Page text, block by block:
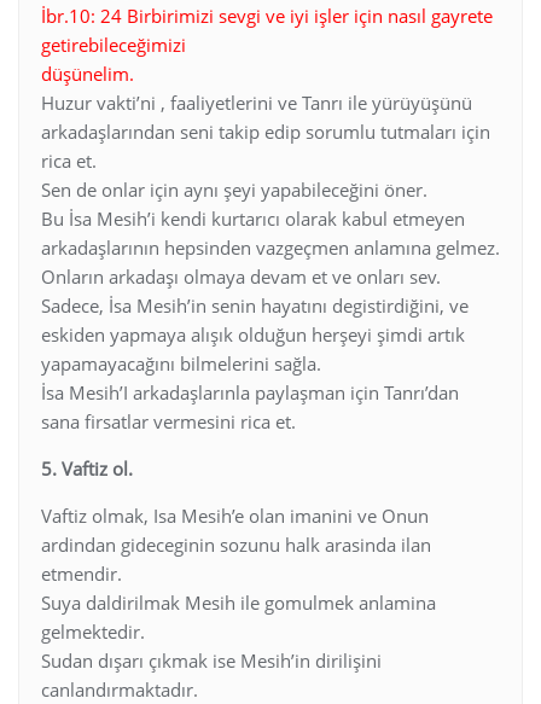
İbr.10: 24 Birbirimizi sevgi ve iyi işler için nasıl gayrete
getirebileceğimizi
düşünelim.
Huzur vakti’ni , faaliyetlerini ve Tanrı ile yürüyüşünü
arkadaşlarından seni takip edip sorumlu tutmaları için
rica et.
Sen de onlar için aynı şeyi yapabileceğini öner.
Bu İsa Mesih’i kendi kurtarıcı olarak kabul etmeyen
arkadaşlarının hepsinden vazgeçmen anlamına gelmez.
Onların arkadaşı olmaya devam et ve onları sev.
Sadece, İsa Mesih’in senin hayatını degistirdiğini, ve
eskiden yapmaya alışık olduğun herşeyi şimdi artık
yapamayacağını bilmelerini sağla.
İsa Mesih’I arkadaşlarınla paylaşman için Tanrı’dan
sana firsatlar vermesini rica et.
5. Vaftiz ol.
Vaftiz olmak, Isa Mesih’e olan imanini ve Onun
ardindan gideceginin sozunu halk arasinda ilan
etmendir.
Suya daldirilmak Mesih ile gomulmek anlamina
gelmektedir.
Sudan dışarı çıkmak ise Mesih’in dirilişini
canlandırmaktadır.